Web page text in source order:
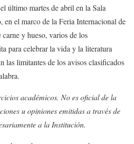
último martes de abril en la Sala
en el marco de la Feria Internacional de
y hueso, varios de los
para celebrar la vida y la literatura
las limitantes de los avisos clasificados
académicos. No es oficial de la
u opiniones emitidas a través de
a la Institución.